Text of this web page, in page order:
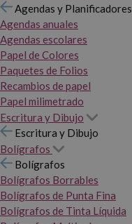
Agendas y Planificadores
Agendas anuales
Agendas escolares
Papel de Colores
Paquetes de Folios
Recambios de papel
Papel milimetrado
Escritura y Dibujo
Escritura y Dibujo
Bolígrafos
Bolígrafos
Bolígrafos Borrables
Bolígrafos de Punta Fina
Bolígrafos de Tinta Líquida